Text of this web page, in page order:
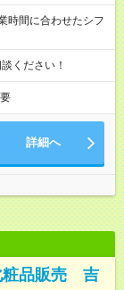
ください！
詳細へ
粧品販売 吉